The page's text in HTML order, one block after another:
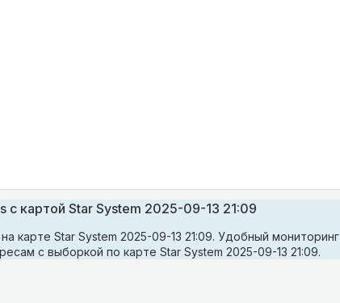
с картой Star System 2025-09-13 21:09
карте Star System 2025-09-13 21:09. Удобный мониторинг
с выборкой по карте Star System 2025-09-13 21:09.